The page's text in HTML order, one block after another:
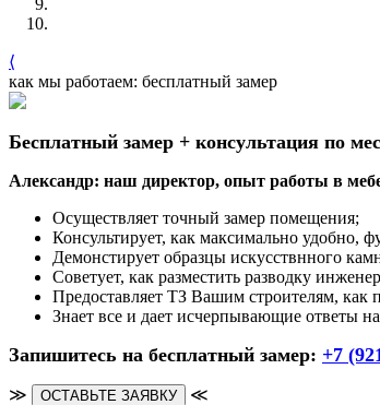
⟨
как мы работаем: бесплатный замер
Бесплатный замер + консультация по
Александр: наш директор, опыт работы в
Осуществляет точный замер помещения;
Консультирует, как максимально удобно,
Демонстирует образцы искусствнного
Советует, как разместить разводку
Предоставляет ТЗ Вашим строителям, как
Знает все и дает исчерпывающие ответы
Запишитесь на бесплатный замер: +7
≫ ОСТАВЬТЕ ЗАЯВКУ
≪